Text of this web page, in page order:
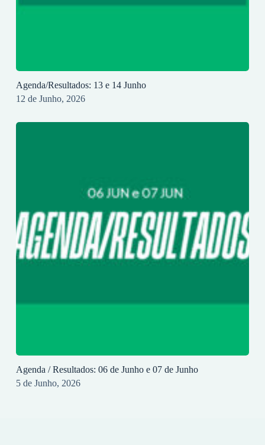
Agenda/Resultados: 13 e 14 Junho
12 de Junho, 2026
Agenda / Resultados: 06 de Junho e 07 de Junho
5 de Junho, 2026